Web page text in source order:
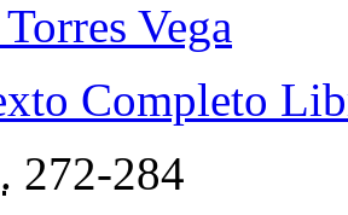
Vega
Completo
272-284